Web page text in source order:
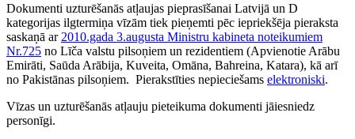
Dokumenti uzturēšanās atļaujas pieprasīšanai Latvijā un D
kategorijas ilgtermiņa vīzām tiek pieņemti pēc iepriekšēja pieraksta
saskaņā ar 2010.gada 3.augusta Ministru kabineta noteikumiem
Nr.725 no Līča valstu pilsoņiem un rezidentiem (Apvienotie Arābu
Emirāti, Saūda Arābija, Kuveita, Omāna, Bahreina, Katara), kā arī
no Pakistānas pilsoņiem. Pierakstīties nepieciešams elektroniski.
Vīzas un uzturēšanās atļauju pieteikuma dokumenti jāiesniedz
personīgi.